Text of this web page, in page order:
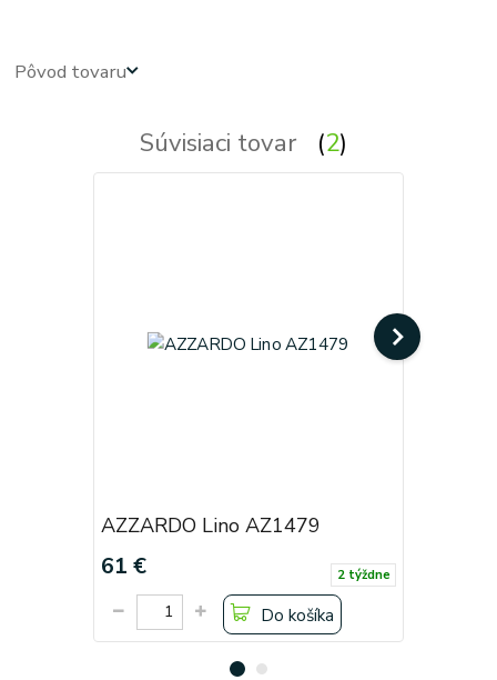
Pôvod tovaru
Súvisiaci tovar 2
AZZARDO Lino AZ1479
61 € 2 týždne
Do košíka